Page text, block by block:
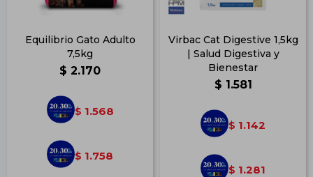
Equilibrio Gato Adulto
7,5kg
$ 2.170
$ 1.568
$ 1.758
Virbac Cat Digestive 1,5kg
| Salud Digestiva y
Bienestar
$ 1.581
$ 1.142
$ 1.281